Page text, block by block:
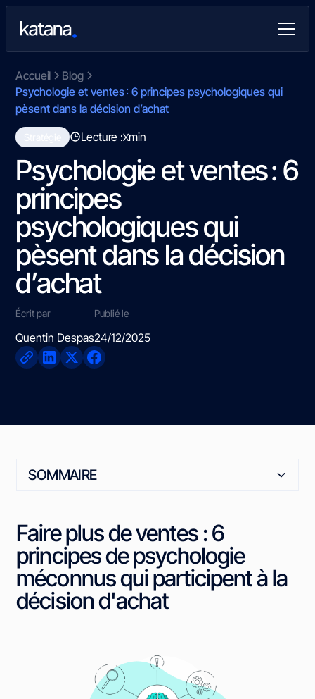
Accueil
Blog
Psychologie et ventes : 6 principes psychologiques qui
pèsent dans la décision d’achat
Lecture :Xmin
Psychologie et ventes : 6
principes
psychologiques qui
pèsent dans la décision
d’achat
Écrit par
Quentin Despas
Publié le
24/12/2025
SOMMAIRE
Faire plus de ventes : 6
principes de psychologie
méconnus qui participent à la
décision d'achat